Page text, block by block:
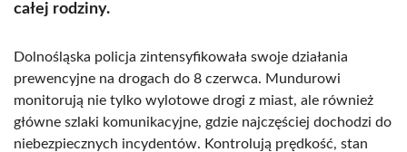
całej rodziny.
Dolnośląska policja zintensyfikowała swoje działania
prewencyjne na drogach do 8 czerwca. Mundurowi
monitorują nie tylko wylotowe drogi z miast, ale również
główne szlaki komunikacyjne, gdzie najczęściej dochodzi do
niebezpiecznych incydentów. Kontrolują prędkość, stan